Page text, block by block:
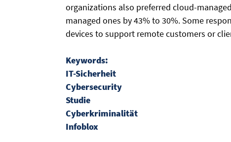
organizations also preferred cloud-
managed ones by 43% to 30%. Some
devices to support remote customers or
Keywords:
IT-Sicherheit
Cybersecurity
Studie
Cyberkriminalität
Infoblox